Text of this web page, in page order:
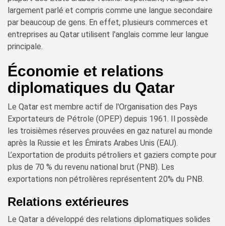
largement parlé et compris comme une langue secondaire
par beaucoup de gens. En effet, plusieurs commerces et
entreprises au Qatar utilisent l'anglais comme leur langue
principale.
Économie et relations
diplomatiques du Qatar
Le Qatar est membre actif de l'Organisation des Pays
Exportateurs de Pétrole (OPEP) depuis 1961. Il possède
les troisièmes réserves prouvées en gaz naturel au monde
après la Russie et les Émirats Arabes Unis (EAU).
L’exportation de produits pétroliers et gaziers compte pour
plus de 70 % du revenu national brut (PNB). Les
exportations non pétrolières représentent 20% du PNB.
Relations extérieures
Le Qatar a développé des relations diplomatiques solides